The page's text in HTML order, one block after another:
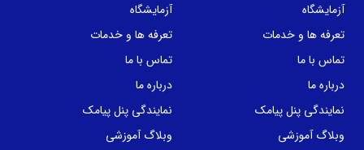
آزمایشگاه
تعرفه ها و خدمات
تماس با ما
درباره ما
نمایندگی پنل پیامک
وبلاگ آموزشی
آزمایشگاه
تعرفه ها و خدمات
تماس با ما
درباره ما
نمایندگی پنل پیامک
وبلاگ آموزشی